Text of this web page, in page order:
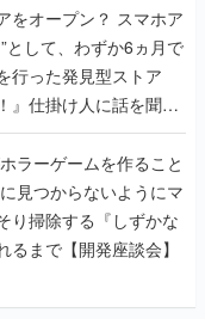
』仕掛け人に話を聞い
ラーゲームを作ること
り掃除する『しずかな
るまで【開発座談会】
つの奇跡だった──膨大